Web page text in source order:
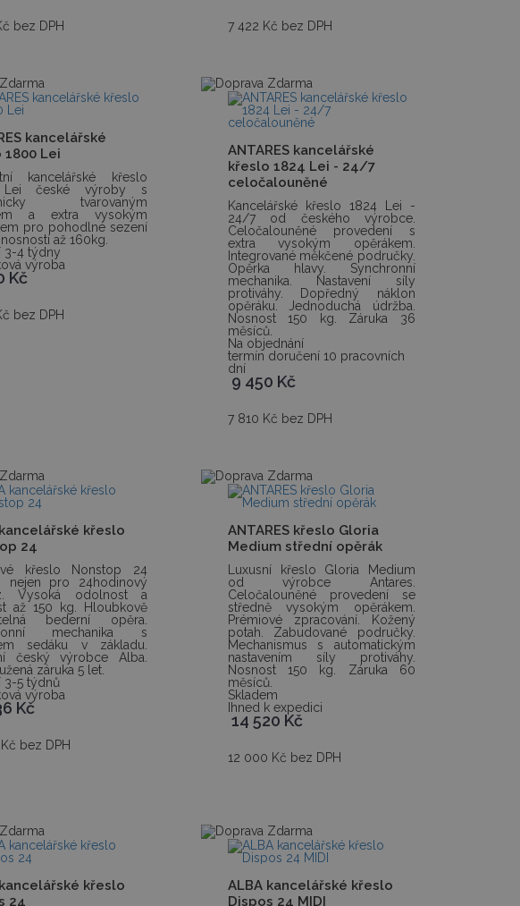
bez DPH 7 422 Kč bez DPH
kancelářské
1800 Lei
kancelářské křeslo
Lei české výroby s
tvarovaným
a extra vysokým
pro pohodlné sezení
až 160kg.
3-4 týdny
výroba
Kč
bez DPH
ANTARES kancelářské
křeslo 1824 Lei - 24/7
celočalouněné
Kancelářské křeslo 1824 Lei -
24/7 od českého výrobce.
Celočalouněné provedení s
extra vysokým opěrákem.
Integrované měkčené područky.
Opěrka hlavy. Synchronní
mechanika. Nastavení síly
protiváhy. Dopředný náklon
opěráku. Jednoduchá údržba.
Nosnost 150 kg. Záruka 36
měsíců.
Na objednání
termín doručení 10 pracovních
dní
9 450 Kč
7 810 Kč bez DPH
křeslo
24
křeslo Nonstop 24
nejen pro 24hodinový
Vysoká odolnost a
až 150 kg. Hloubkově
bederní opěra.
mechanika s
sedáku v základu.
český výrobce Alba.
záruka 5 let.
3-5 týdnů
výroba
Kč
bez DPH
ANTARES křeslo Gloria
Medium střední opěrák
Luxusní křeslo Gloria Medium
od výrobce Antares.
Celočalouněné provedení se
středně vysokým opěrákem.
Prémiové zpracování. Kožený
potah. Zabudované područky.
Mechanismus s automatickým
nastavením síly protiváhy.
Nosnost 150 kg. Záruka 60
měsíců.
Skladem
Ihned k expedici
14 520 Kč
12 000 Kč bez DPH
křeslo
24
ALBA kancelářské křeslo
Dispos 24 MIDI